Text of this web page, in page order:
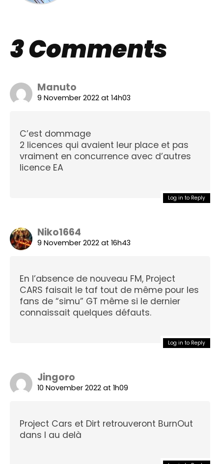
3 Comments
Manuto
9 November 2022 at 14h03
C’est dommage
2 licences qui avaient leur place et pas
vraiment en concurrence avec d’autres
licence EA
Log in to Reply
Niko1664
9 November 2022 at 16h43
En l’absence de nouveau FM, Project
CARS faisait le taf tout de même pour les
fans de “simu” GT même si le dernier
connaissait quelques défauts.
Log in to Reply
Jingoro
10 November 2022 at 1h09
Project Cars et Dirt retrouveront BurnOut
dans l au delà